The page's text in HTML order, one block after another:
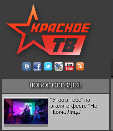
НОВОЕ СЕГОДНЯ
"Утро в тебе" на
эгалите-фесте "Не
Пряча Лица"